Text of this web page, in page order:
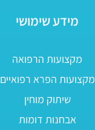
מידע שימושי
מקצועות הרפואה
מקצועות הפרא רפואיים
שיתוק מוחין
אבחנות דומות